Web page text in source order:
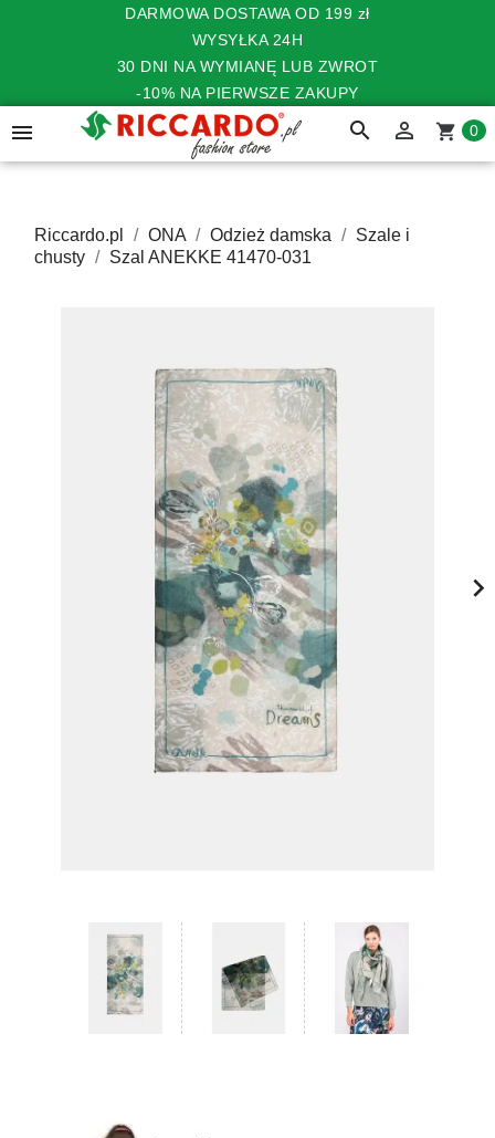
DARMOWA DOSTAWA OD 199 zł
WYSYŁKA 24H
30 DNI NA WYMIANĘ LUB ZWROT
-10% NA PIERWSZE ZAKUPY
 search  shopping_cart 0
Riccardo.pl ONA Odzież damska
Szale i
chusty
Szal ANEKKE 41470-031
